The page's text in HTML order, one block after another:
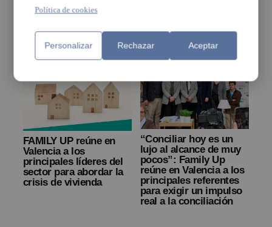
problema estructural
FAMILY UP reúne en
Valencia a los
principales líderes del
sector para abordar la
crisis de vivienda
“Conciliar hoy es un
lujo al alcance de muy
pocos”: Family Up
reúne en Valencia a los
principales referentes
para exigir un impulso
real a la conciliación
Política de cookies
Personalizar Rechazar Aceptar